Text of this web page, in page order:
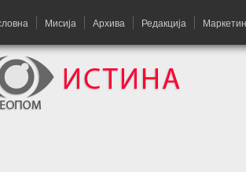
Мисија Архива Редакција